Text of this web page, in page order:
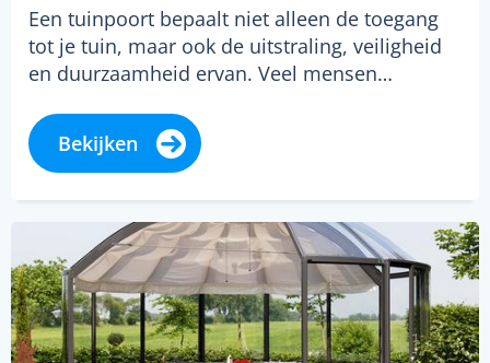
Een tuinpoort bepaalt niet alleen de toegang
tot je tuin, maar ook de uitstraling, veiligheid
en duurzaamheid ervan. Veel mensen…
Bekijken